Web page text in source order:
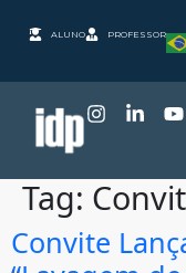
ALUNO PROFESSOR
Tag:
Convite